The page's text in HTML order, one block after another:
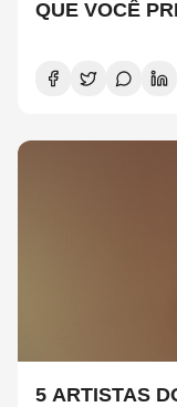
QUE VOCÊ
5 ARTISTAS